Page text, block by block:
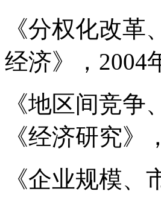
《分权化改
经济》，2004
《地区间竞
《经济研究》
《企业规模